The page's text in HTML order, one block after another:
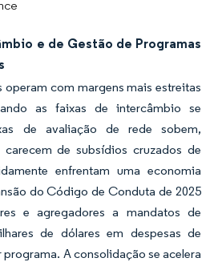
e de Gestão de Programas
com margens mais estreitas
as faixas de intercâmbio se
de avaliação de rede sobem,
carecem de subsídios cruzados de
enfrentam uma economia
do Código de Conduta de 2025
e agregadores a mandatos de
de dólares em despesas de
A consolidação se acelera